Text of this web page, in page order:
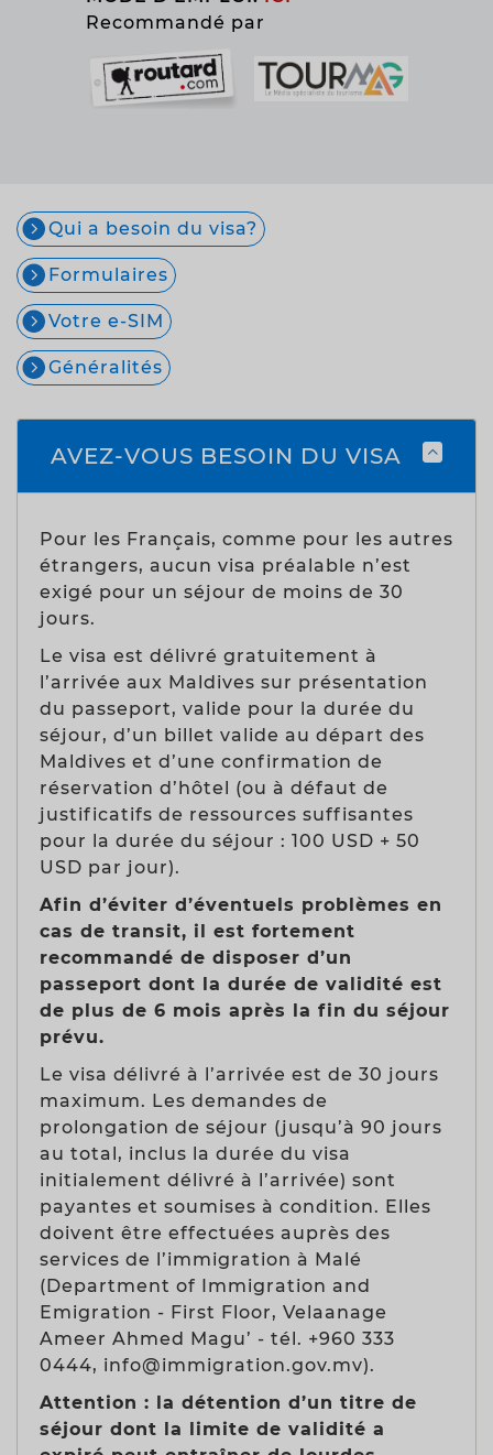
Recommandé par
Qui a besoin du visa?
Formulaires
Votre e-SIM
Généralités
AVEZ-VOUS BESOIN DU VISA
Pour les Français, comme pour les autres
étrangers, aucun visa préalable n’est
exigé pour un séjour de moins de 30
jours.
Le visa est délivré gratuitement à
l’arrivée aux Maldives sur présentation
du passeport, valide pour la durée du
séjour, d’un billet valide au départ des
Maldives et d’une confirmation de
réservation d’hôtel (ou à défaut de
justificatifs de ressources suffisantes
pour la durée du séjour : 100 USD + 50
USD par jour).
Afin d’éviter d’éventuels problèmes en
cas de transit, il est fortement
recommandé de disposer d’un
passeport dont la durée de validité est
de plus de 6 mois après la fin du séjour
prévu.
Le visa délivré à l’arrivée est de 30 jours
maximum. Les demandes de
prolongation de séjour (jusqu’à 90 jours
au total, inclus la durée du visa
initialement délivré à l’arrivée) sont
payantes et soumises à condition. Elles
doivent être effectuées auprès des
services de l’immigration à Malé
(Department of Immigration and
Emigration - First Floor, Velaanage
Ameer Ahmed Magu’ - tél. +960 333
0444, info@immigration.gov.mv).
Attention : la détention d’un titre de
séjour dont la limite de validité a